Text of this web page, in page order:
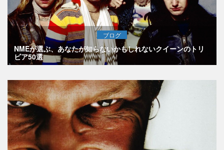
ブログ
NMEが選ぶ、あなたが知らないかもしれないクイーンのトリ
ビア50選